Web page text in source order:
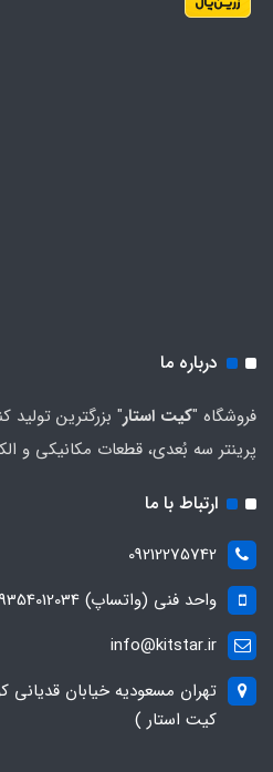
درباره ما
فروشگاه "کیت استار" بزرگترین تولید
پرینتر سه بُعدی، قطعات مکانیکی و
ارتباط با ما
09212275742
واحد فنی (واتساپ) 09354012034
info@kitstar.ir
تهران مسعودیه خیابان قدیانی
کیت استار )